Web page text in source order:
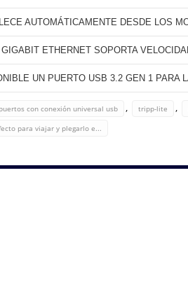
AUTOMÁTICAMENTE DESDE LOS
GIGABIT ETHERNET SOPORTA
UN PUERTO USB 3.2 GEN 1 PARA
con conexión universal usb , tripp-lite ,
para viajar y plegarlo e...